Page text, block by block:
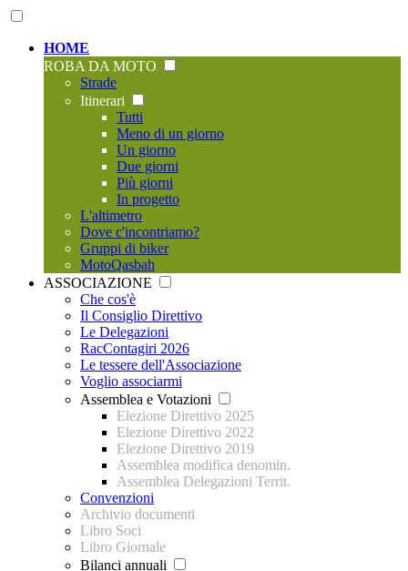
HOME
ROBA DA MOTO
Strade
Itinerari
Tutti
Meno di un giorno
Un giorno
Due giorni
Più giorni
In progetto
L'altimetro
Dove c'incontriamo?
Gruppi di biker
MotoQasbah
ASSOCIAZIONE
Che cos'è
Il Consiglio Direttivo
Le Delegazioni
RacContagiri 2026
Le tessere dell'Associazione
Voglio associarmi
Assemblea e Votazioni
Elezione Direttivo 2025
Elezione Direttivo 2022
Elezione Direttivo 2019
Assemblea modifica denomin.
Assemblea Delegazioni Territ.
Convenzioni
Archivio documenti
Libro Soci
Libro Giornale
Bilanci annuali